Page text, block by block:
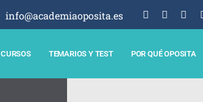
info@academiaoposita.es
CURSOS TEMARIOS Y TEST POR QUÉ OPOSITA